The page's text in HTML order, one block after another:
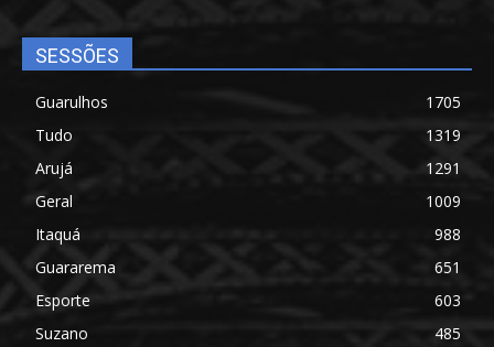
SESSÕES
Guarulhos
1705
Tudo
1319
Arujá
1291
Geral
1009
Itaquá
988
Guararema
651
Esporte
603
Suzano
485